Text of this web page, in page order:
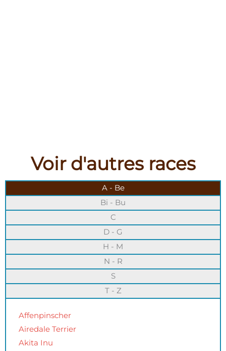
Voir d'autres races
A - Be
Bi - Bu
C
D - G
H - M
N - R
S
T - Z
Affenpinscher
Airedale Terrier
Akita Inu